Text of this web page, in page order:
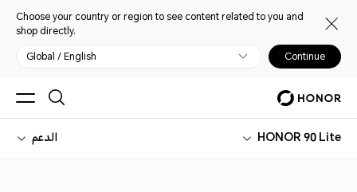
Choose your country or region to see content related to you and
shop directly.
Global / English Continue
HONOR 90 Lite الدعم